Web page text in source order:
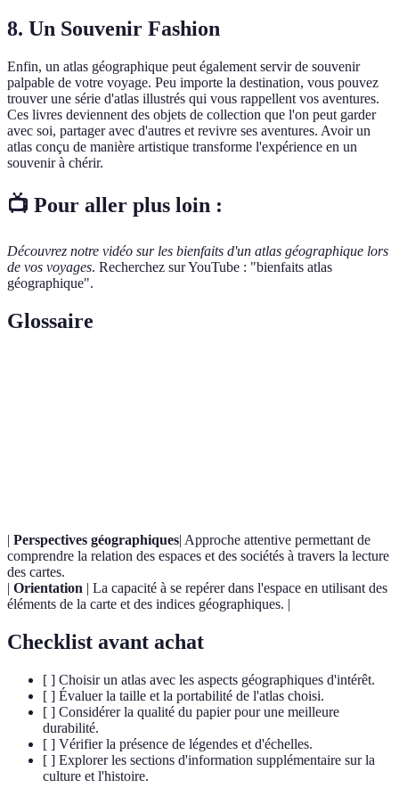
8. Un Souvenir Fashion
Enfin, un atlas géographique peut également servir de souvenir
palpable de votre voyage. Peu importe la destination, vous pouvez
trouver une série d'atlas illustrés qui vous rappellent vos aventures.
Ces livres deviennent des objets de collection que l'on peut garder
avec soi, partager avec d'autres et revivre ses aventures. Avoir un
atlas conçu de manière artistique transforme l'expérience en un
souvenir à chérir.
📺 Pour aller plus loin :
Découvrez notre vidéo sur les bienfaits d'un atlas géographique lors
de vos voyages. Recherchez sur YouTube : "bienfaits atlas
géographique".
Glossaire
| Perspectives géographiques| Approche attentive permettant de
comprendre la relation des espaces et des sociétés à travers la lecture
des cartes.
| Orientation | La capacité à se repérer dans l'espace en utilisant des
éléments de la carte et des indices géographiques. |
Checklist avant achat
[ ] Choisir un atlas avec les aspects géographiques d'intérêt.
[ ] Évaluer la taille et la portabilité de l'atlas choisi.
[ ] Considérer la qualité du papier pour une meilleure
durabilité.
[ ] Vérifier la présence de légendes et d'échelles.
[ ] Explorer les sections d'information supplémentaire sur la
culture et l'histoire.